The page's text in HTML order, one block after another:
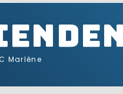
Marlène